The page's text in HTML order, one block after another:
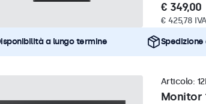
€ 349,00
€ 425,78
a lungo termine
Monitor
Articolo: